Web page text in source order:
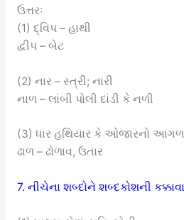
ઉત્તરઃ
(1) દ્વિપ – હાથી
દ્વીપ – બેટ
(2) નાર – સ્ત્રી; નારી
નાળ – લાંબી પોલી દાંડી કે નળી
(3) ધાર હથિયાર કે ઓજારનો
ઢાળ – ઢોળાવ, ઉતાર
7. નીચેના શબ્દોને શબ્દકોશની